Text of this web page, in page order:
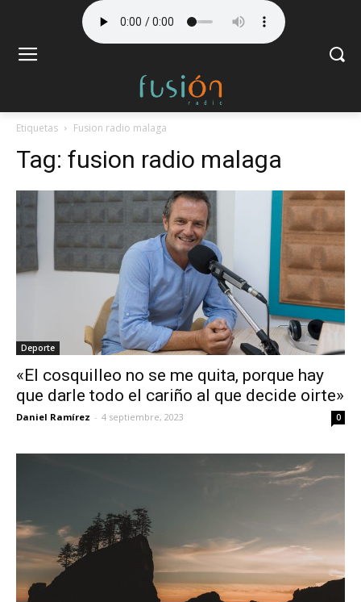
Etiquetas Fusion radio malaga
Tag: fusion radio malaga
Deporte
«El cosquilleo no se me quita, porque hay
que darle todo el cariño al que decide oirte»
Daniel Ramírez - 4 septiembre, 2023 0